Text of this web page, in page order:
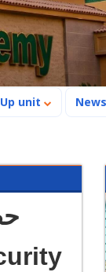
unit News